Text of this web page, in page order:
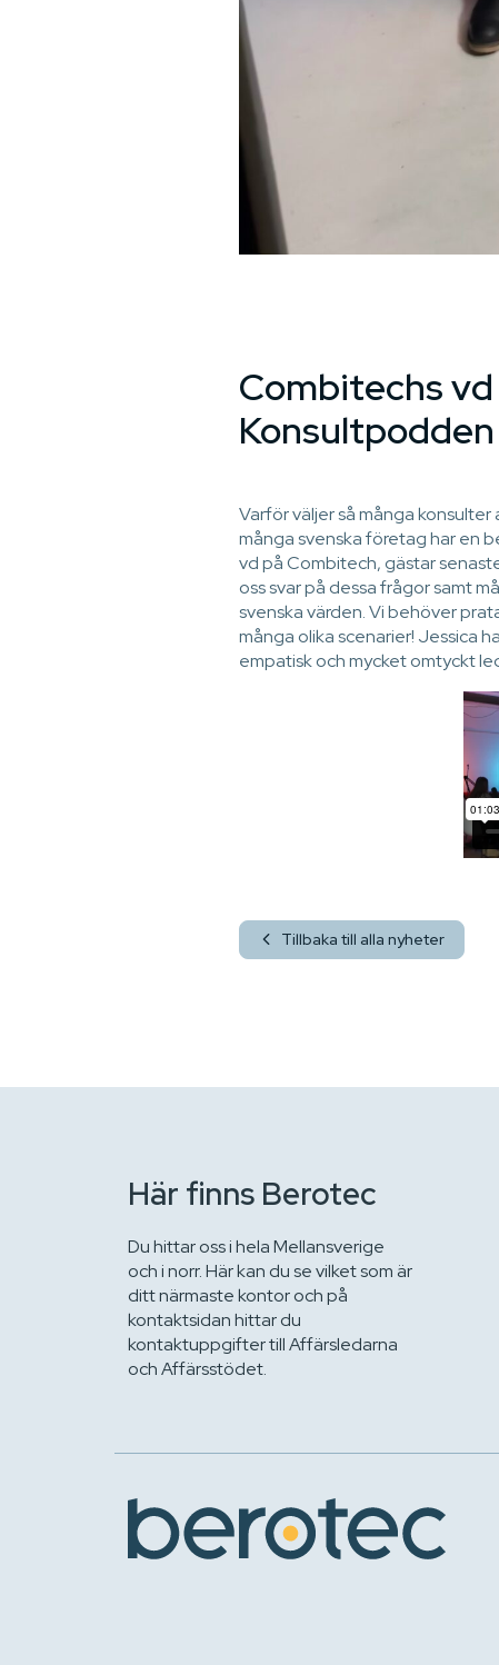
Combitechs
Konsultpodden
Varför väljer så många
många svenska företag har en
vd på Combitech, gästar
oss svar på dessa frågor samt
svenska värden. Vi behöver
många olika scenarier! Jessica
empatisk och mycket omtyckt
Tillbaka till alla nyheter
Här finns Berotec
Du hittar oss i hela Mellansverige
och i norr. Här kan du se vilket som är
ditt närmaste kontor och på
kontaktsidan hittar du
kontaktuppgifter till Affärsledarna
och Affärsstödet.